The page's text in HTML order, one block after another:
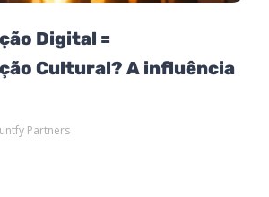
Digital =
Cultural? A influência
Partners